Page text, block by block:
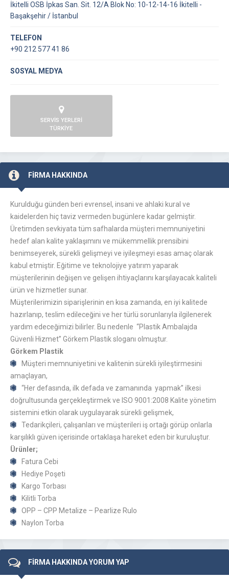
İkitelli OSB İpkas San. Sit. 12/A Blok No: 10-12-14-16 İkitelli -
Başakşehir / İstanbul
TELEFON
+90 212 577 41 86
SOSYAL MEDYA
SERVİS YERLERİ
TÜRKİYE
FİRMA HAKKINDA
Kurulduğu günden beri evrensel, insani ve ahlaki kural ve
kaidelerden hiç taviz vermeden bugünlere kadar gelmiştir.
Üretimden sevkiyata tüm safhalarda müşteri memnuniyetini
hedef alan kalite yaklaşımını ve mükemmellik prensibini
benimseyerek, sürekli gelişmeyi ve iyileşmeyi esas amaç olarak
kabul etmiştir. Eğitime ve teknolojiye yatırım yaparak
müşterilerinin değişen ve gelişen ihtiyaçlarını karşılayacak kaliteli
ürün ve hizmetler sunar.
Müşterilerimizin siparişlerinin en kısa zamanda, en iyi kalitede
hazırlanıp, teslim edileceğini ve her türlü sorunlarıyla ilgilenerek
yardım edeceğimizi bilirler. Bu nedenle “Plastik Ambalajda
Güvenli Hizmet” Görkem Plastik sloganı olmuştur.
Görkem Plastik
Müşteri memnuniyetini ve kalitenin sürekli iyileştirmesini
amaçlayan,
“Her defasında, ilk defada ve zamanında yapmak” ilkesi
doğrultusunda gerçekleştirmek ve ISO 9001:2008 Kalite yönetim
sistemini etkin olarak uygulayarak sürekli gelişmek,
Tedarikçileri, çalışanları ve müşterileri iş ortağı görüp onlarla
karşılıklı güven içerisinde ortaklaşa hareket eden bir kuruluştur.
Ürünler;
Fatura Cebi
Hediye Poşeti
Kargo Torbası
Kilitli Torba
OPP – CPP Metalize – Pearlize Rulo
Naylon Torba
FİRMA HAKKINDA YORUM YAP